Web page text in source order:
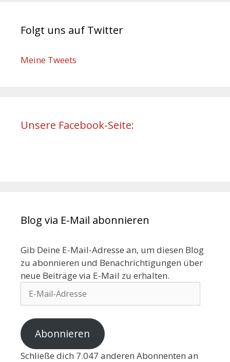
Folgt uns auf Twitter
Meine Tweets
Unsere Facebook-Seite:
Blog via E-Mail abonnieren
Gib Deine E-Mail-Adresse an, um diesen Blog
zu abonnieren und Benachrichtigungen über
neue Beiträge via E-Mail zu erhalten.
Abonnieren
Schließe dich 7.047 anderen Abonnenten an